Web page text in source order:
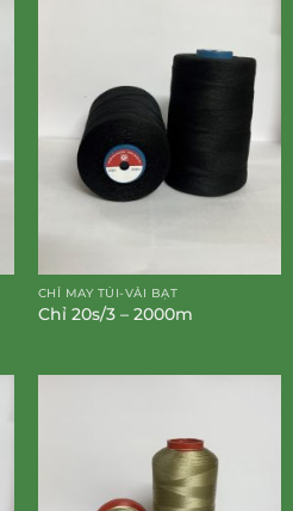
CHỈ MAY TÚI-VẢI BẠT
Chỉ 20s/3 – 2000m